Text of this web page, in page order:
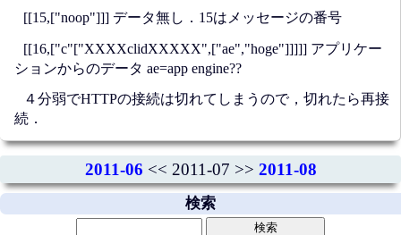
[[15,["noop"]]] データ無し．15はメッセージの番号
[[16,["c"["XXXXclidXXXXX",["ae","hoge"]]]]] アプリケー
ションからのデータ ae=app engine??
４分弱でHTTPの接続は切れてしまうので，切れたら再接
続．
2011-06 << 2011-07 >> 2011-08
検索